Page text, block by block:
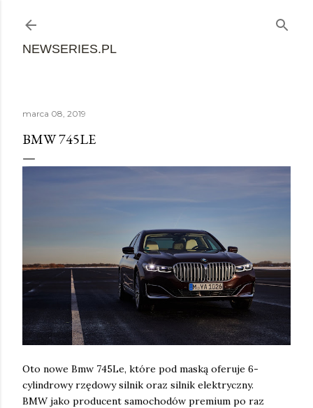
NEWSERIES.PL
marca 08, 2019
BMW 745LE
Oto nowe Bmw 745Le, które pod maską oferuje 6-
cylindrowy rzędowy silnik oraz silnik elektryczny.
BMW jako producent samochodów premium po raz